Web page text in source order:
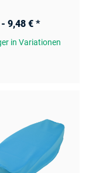
9,48 € *
in Variationen